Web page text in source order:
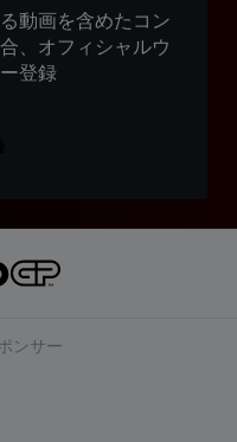
動画を含めたコン
、オフィシャルウ
登録
ンサー